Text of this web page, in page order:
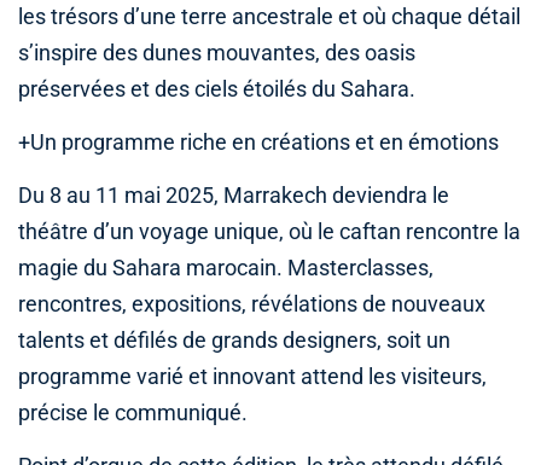
les trésors d’une terre ancestrale et où chaque détail
s’inspire des dunes mouvantes, des oasis
préservées et des ciels étoilés du Sahara.
+Un programme riche en créations et en émotions
Du 8 au 11 mai 2025, Marrakech deviendra le
théâtre d’un voyage unique, où le caftan rencontre la
magie du Sahara marocain. Masterclasses,
rencontres, expositions, révélations de nouveaux
talents et défilés de grands designers, soit un
programme varié et innovant attend les visiteurs,
précise le communiqué.